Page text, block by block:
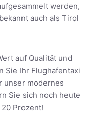
werden,
auch als Tirol
auf Qualität und
Sie Ihr Flughafentaxi
unser modernes
Sie sich noch heute
Prozent!